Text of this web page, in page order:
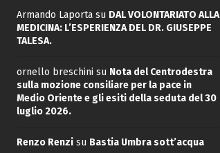
Armando Laportasu DAL VOLONTARIATO ALLA
MEDICINA: L’ESPERIENZA DEL DR. GIUSEPPE
TALESA.
ornello breschini su Nota del Centrodestra
sulla mozione consiliare per la pace in
Medio Oriente e gli esiti della seduta del 30
luglio 2026.
Renzo Renzisu Bastia Umbra sott’acqua